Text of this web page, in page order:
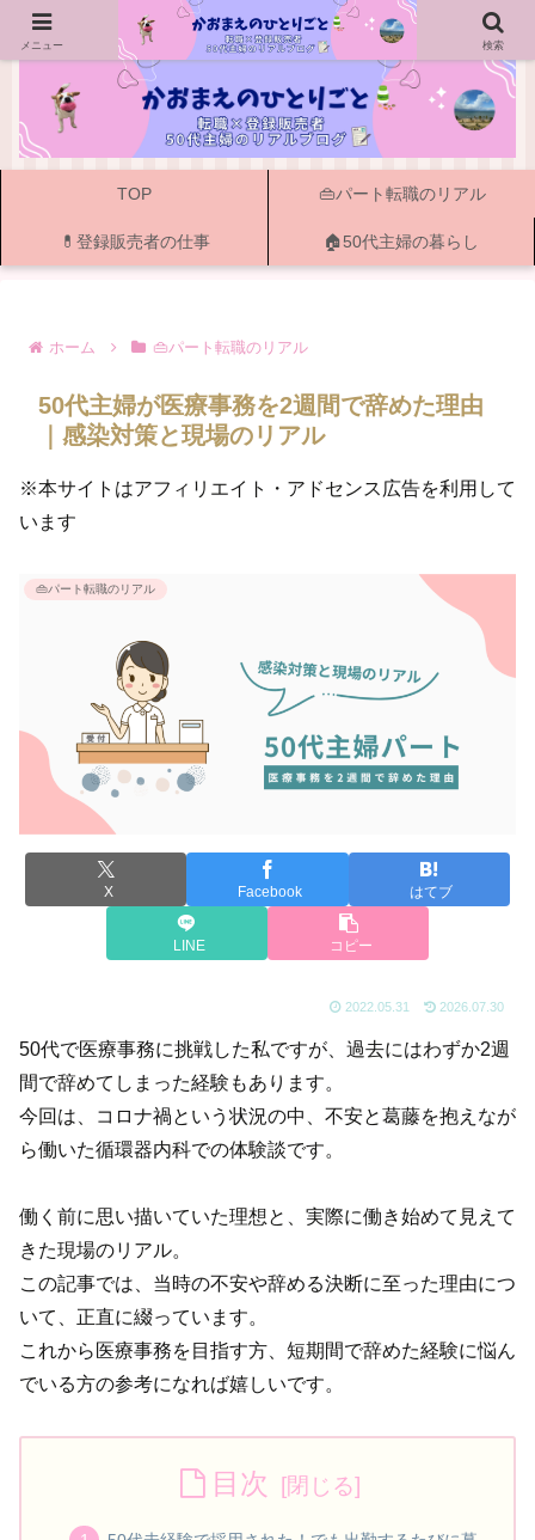
ー 50代主婦の転職・資格・登録販売者と書く暮らし ー
TOP 👜パート転職のリアル
💊登録販売者の仕事 🏠50代主婦の暮らし
ホーム 👜パート転職のリアル
50代主婦が医療事務を2週間で辞めた理由
｜感染対策と現場のリアル
※本サイトはアフィリエイト・アドセンス広告を利用して
います
👜パート転職のリアル
X Facebook はてブ
LINE コピー
2022.05.31 2026.07.30
50代で医療事務に挑戦した私ですが、過去にはわずか2週
間で辞めてしまった経験もあります。
今回は、コロナ禍という状況の中、不安と葛藤を抱えなが
ら働いた循環器内科での体験談です。
働く前に思い描いていた理想と、実際に働き始めて見えて
きた現場のリアル。
この記事では、当時の不安や辞める決断に至った理由につ
いて、正直に綴っています。
これから医療事務を目指す方、短期間で辞めた経験に悩ん
でいる方の参考になれば嬉しいです。
目次
メニュー 検索